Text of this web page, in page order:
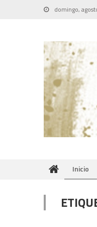
domingo,
Inicio